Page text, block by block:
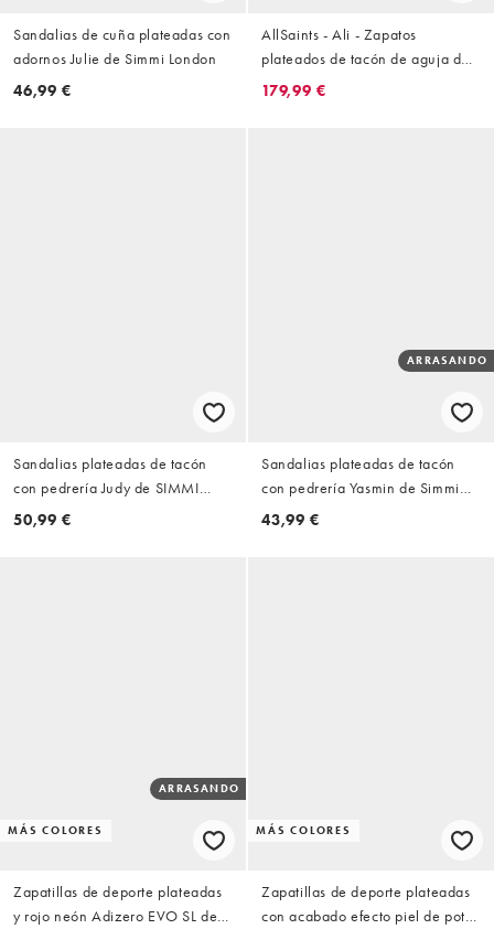
Sandalias de cuña plateadas con
adornos Julie de Simmi London
46,99 €
AllSaints - Ali - Zapatos
plateados de tacón de aguja de
cuero con diseño envolvente y
179,99 €
Sandalias plateadas de tacón
con pedrería Judy de SIMMI
London Wide Fit
50,99 €
ARRASANDO
Sandalias plateadas de tacón
con pedrería Yasmin de Simmi
London Wide Fit
43,99 €
MÁS COLORES
ARRASANDO
Zapatillas de deporte plateadas
y rojo neón Adizero EVO SL de
MÁS COLORES
Zapatillas de deporte plateadas
con acabado efecto piel de potro